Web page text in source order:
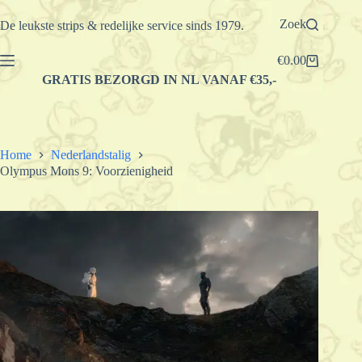
Ga
naar
De leukste strips & redelijke service sinds 1979. Zoek
Winkelwagen
€0.00
GRATIS BEZORGD IN NL VANAF €35,-
Home
Nederlandstalig
Olympus Mons 9: Voorzienigheid